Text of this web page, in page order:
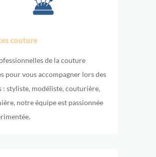
couture
de la couture
pour vous accompagner lors des
: styliste, modéliste, couturière,
notre équipe est passionnée